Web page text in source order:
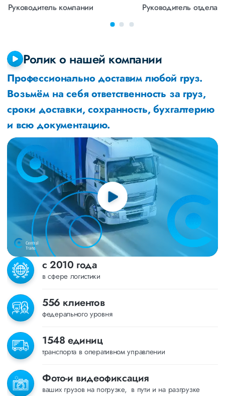
Руководитель компании Руководитель отдела
Ролик о нашей компании
Профессионально доставим любой груз.
Возьмём на себя ответственность за груз,
сроки доставки, сохранность, бухгалтерию
и всю документацию.
с 2010 года
в сфере логистики
556 клиентов
федерального уровня
1548 единиц
транспорта в оперативном управлении
Фото-и видеофиксация
ваших грузов на погрузке, в пути и на разгрузке